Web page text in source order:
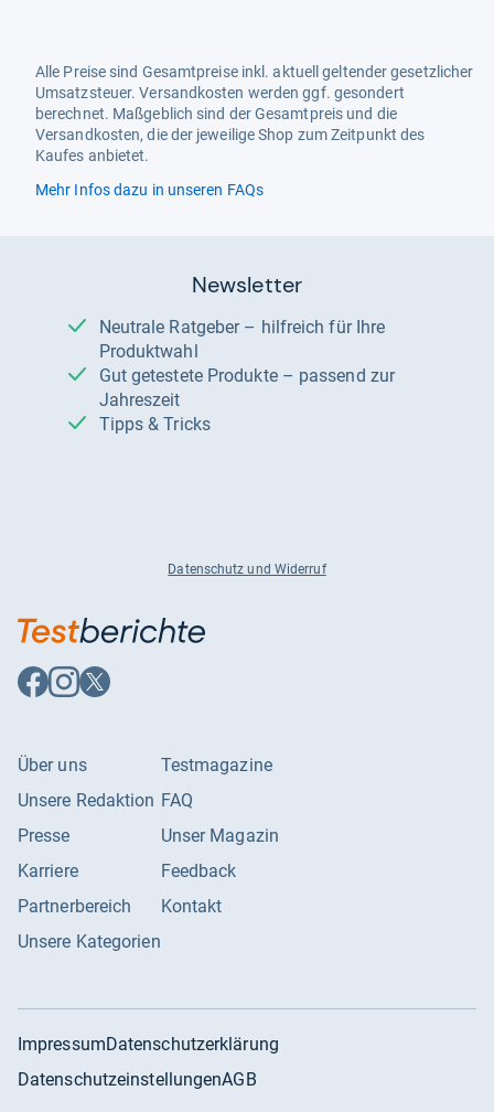
Alle Preise sind Gesamtpreise inkl. aktuell geltender gesetzlicher
Umsatzsteuer. Versandkosten werden ggf. gesondert
berechnet. Maßgeblich sind der Gesamtpreis und die
Versandkosten, die der jeweilige Shop zum Zeitpunkt des
Kaufes anbietet.
Mehr Infos dazu in unseren FAQs
Newsletter
Neutrale Ratgeber – hilfreich für Ihre
Produktwahl
Gut getestete Produkte – passend zur
Jahreszeit
Tipps & Tricks
Datenschutz und Widerruf
Auf
Facebook
Auf
Instagram
Auf
X
Über uns
Unsere Redaktion
Presse
Karriere
Partnerbereich
Unsere Kategorien
Testmagazine
FAQ
Unser Magazin
Feedback
Kontakt
ImpressumDatenschutzerklärung
DatenschutzeinstellungenAGB